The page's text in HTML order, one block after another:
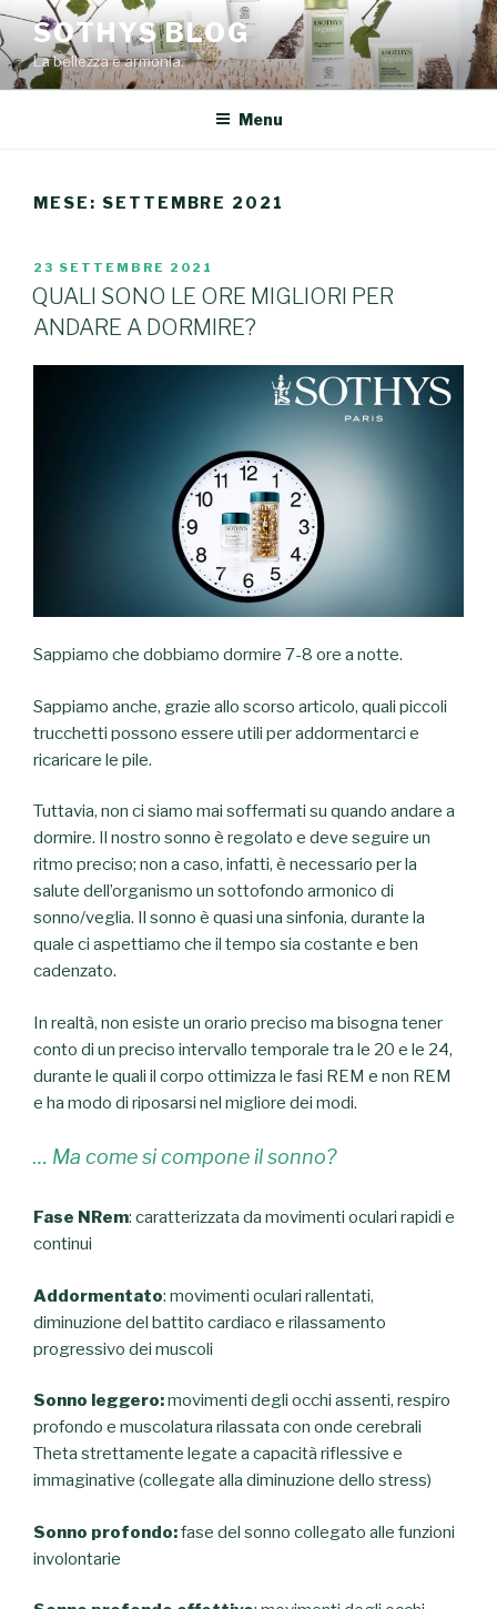
Salta
al
contenuto
SOTHYS BLOG
La bellezza è armonia.
Menu
MESE: SETTEMBRE 2021
PUBBLICATO
IL
23 SETTEMBRE 2021
QUALI SONO LE ORE MIGLIORI PER
ANDARE A DORMIRE?
Sappiamo che dobbiamo dormire 7-8 ore a notte.
Sappiamo anche, grazie allo scorso articolo, quali piccoli
trucchetti possono essere utili per addormentarci e
ricaricare le pile.
Tuttavia, non ci siamo mai soffermati su quando andare a
dormire. Il nostro sonno è regolato e deve seguire un
ritmo preciso; non a caso, infatti, è necessario per la
salute dell’organismo un sottofondo armonico di
sonno/veglia. Il sonno è quasi una sinfonia, durante la
quale ci aspettiamo che il tempo sia costante e ben
cadenzato.
In realtà, non esiste un orario preciso ma bisogna tener
conto di un preciso intervallo temporale tra le 20 e le 24,
durante le quali il corpo ottimizza le fasi REM e non REM
e ha modo di riposarsi nel migliore dei modi.
… Ma come si compone il sonno?
Fase NRem: caratterizzata da movimenti oculari rapidi e
continui
Addormentato: movimenti oculari rallentati,
diminuzione del battito cardiaco e rilassamento
progressivo dei muscoli
Sonno leggero:movimenti degli occhi assenti, respiro
profondo e muscolatura rilassata con onde cerebrali
Theta strettamente legate a capacità riflessive e
immaginative (collegate alla diminuzione dello stress)
Sonno profondo:fase del sonno collegato alle funzioni
involontarie